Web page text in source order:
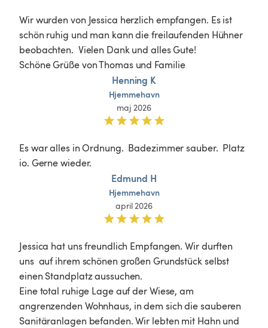
Wir wurden von Jessica herzlich empfangen. Es ist
schön ruhig und man kann die freilaufenden Hühner
beobachten.  Vielen Dank und alles Gute!
Schöne Grüße von Thomas und Familie
Henning K
Hjemmehavn
maj 2026
Es war alles in Ordnung.  Badezimmer sauber.  Platz
io. Gerne wieder.
Edmund H
Hjemmehavn
april 2026
Jessica hat uns freundlich Empfangen. Wir durften
uns  auf ihrem schönen großen Grundstück selbst
einen Standplatz aussuchen.
Eine total ruhige Lage auf der Wiese, am
angrenzenden Wohnhaus, in dem sich die sauberen
Sanitäranlagen befanden. Wir lebten mit Hahn und